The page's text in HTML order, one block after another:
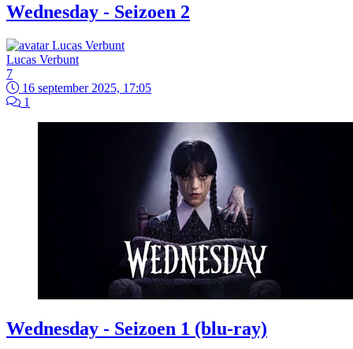
Wednesday - Seizoen 2
Lucas Verbunt
7
16 september 2025, 17:05
1
Wednesday - Seizoen 1 (blu-ray)